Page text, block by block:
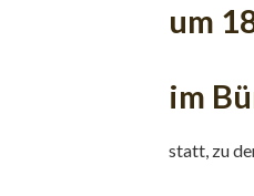
um
im
statt, zu